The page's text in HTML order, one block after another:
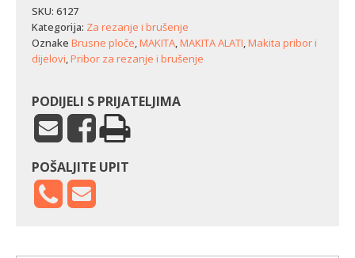
A24R
(125
mm)
količina
SKU: 6127
Kategorija: Za rezanje i brušenje
Oznake Brusne ploče,MAKITA,MAKITA ALATI,Makita pribor i
dijelovi,Pribor za rezanje i brušenje
PODIJELI S PRIJATELJIMA
POŠALJITE UPIT